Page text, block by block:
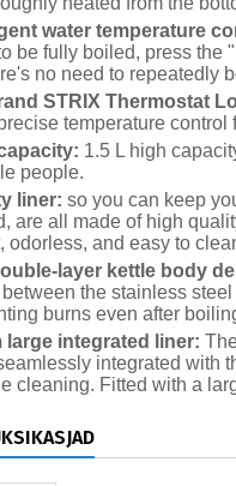
water temperature
be fully boiled, press the
no need to repeatedly
STRIX Thermostat
temperature
1.5 L high
people.
liner: so you can keep
are all made of high
odorless, and easy to
layer kettle body
the stainless
burns even after
large integrated liner:
integrated with
cleaning. Fitted with a